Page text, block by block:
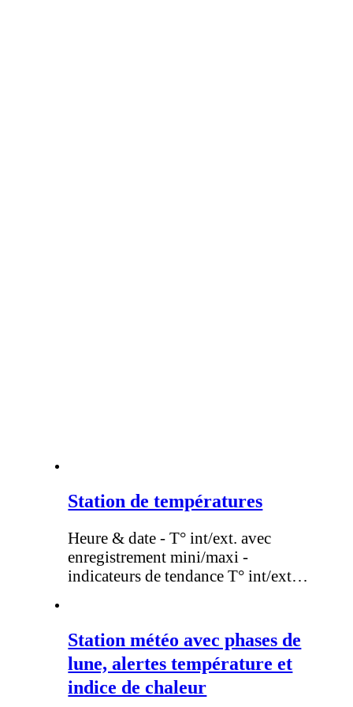
Station de températures
Heure & date - T° int/ext. avec
enregistrement mini/maxi -
indicateurs de tendance T° int/ext…
Station météo avec phases de
lune, alertes température et
indice de chaleur